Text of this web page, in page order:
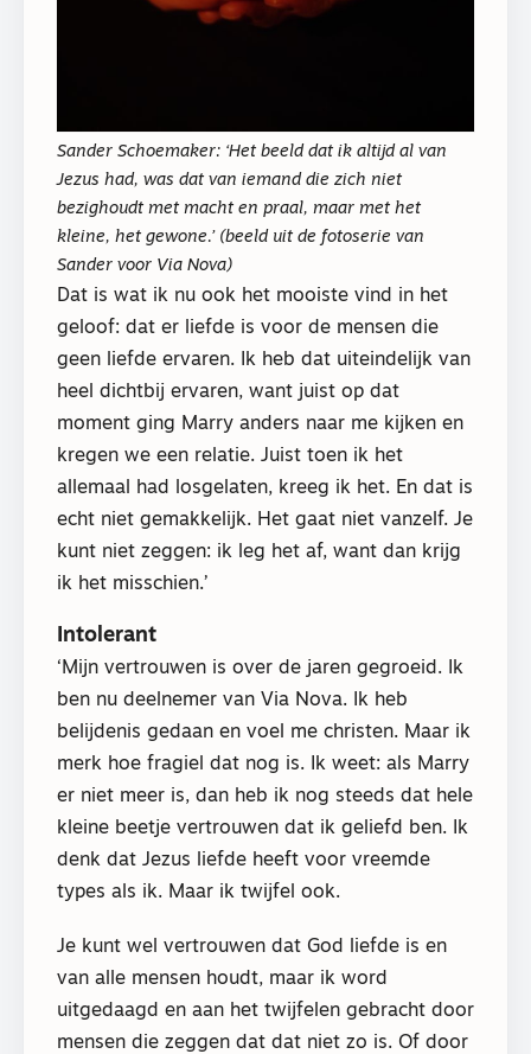
Sander Schoemaker: ‘Het beeld dat ik altijd al van
Jezus had, was dat van iemand die zich niet
bezighoudt met macht en praal, maar met het
kleine, het gewone.’ (beeld uit de fotoserie van
Sander voor Via Nova)
Dat is wat ik nu ook het mooiste vind in het
geloof: dat er liefde is voor de mensen die
geen liefde ervaren. Ik heb dat uiteindelijk van
heel dichtbij ervaren, want juist op dat
moment ging Marry anders naar me kijken en
kregen we een relatie. Juist toen ik het
allemaal had losgelaten, kreeg ik het. En dat is
echt niet gemakkelijk. Het gaat niet vanzelf. Je
kunt niet zeggen: ik leg het af, want dan krijg
ik het misschien.’
Intolerant
‘Mijn vertrouwen is over de jaren gegroeid. Ik
ben nu deelnemer van Via Nova. Ik heb
belijdenis gedaan en voel me christen. Maar ik
merk hoe fragiel dat nog is. Ik weet: als Marry
er niet meer is, dan heb ik nog steeds dat hele
kleine beetje vertrouwen dat ik geliefd ben. Ik
denk dat Jezus liefde heeft voor vreemde
types als ik. Maar ik twijfel ook.
Je kunt wel vertrouwen dat God liefde is en
van alle mensen houdt, maar ik word
uitgedaagd en aan het twijfelen gebracht door
mensen die zeggen dat dat niet zo is. Of door